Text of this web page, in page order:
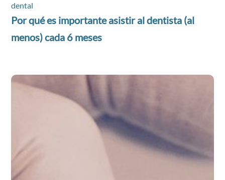
dental
Por qué es importante asistir al dentista (al
menos) cada 6 meses